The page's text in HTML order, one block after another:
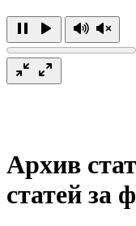
Архив
статей за